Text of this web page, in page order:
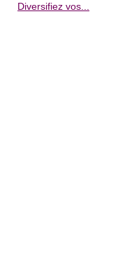
Diversifiez vos...